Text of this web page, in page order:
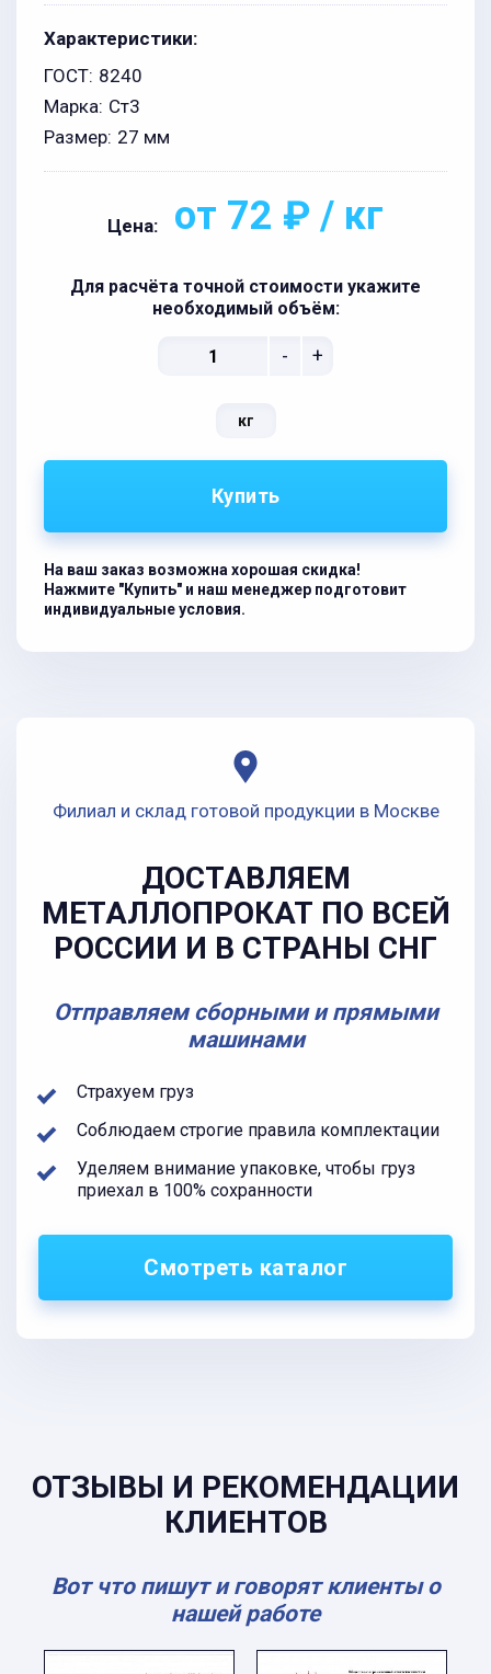
Характеристики:
ГОСТ: 8240
Марка: Ст3
Размер: 27 мм
Цена: от 72 ₽ / кг
Для расчёта точной стоимости укажите
необходимый объём:
- +
кг
Купить
На ваш заказ возможна хорошая скидка!
Нажмите "Купить" и наш менеджер подготовит
индивидуальные условия.
Филиал и склад готовой продукции в Москве
ДОСТАВЛЯЕМ
МЕТАЛЛОПРОКАТ ПО ВСЕЙ
РОССИИ И В СТРАНЫ СНГ
Отправляем сборными и прямыми
машинами
Страхуем груз
Соблюдаем строгие правила комплектации
Уделяем внимание упаковке, чтобы груз
приехал в 100% сохранности
Смотреть каталог
ОТЗЫВЫ И РЕКОМЕНДАЦИИ
КЛИЕНТОВ
Вот что пишут и говорят клиенты о
нашей работе